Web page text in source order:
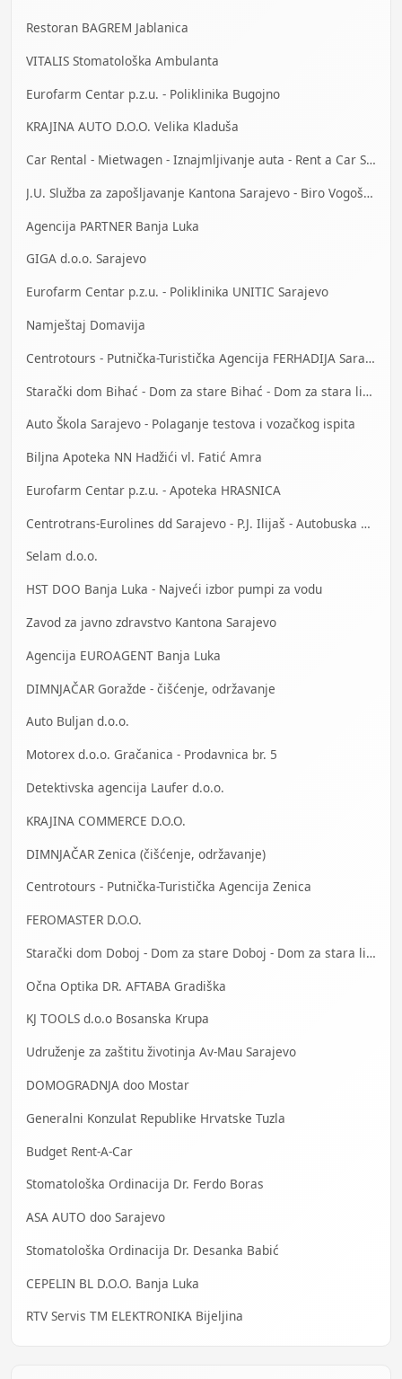
Restoran BAGREM Jablanica
VITALIS Stomatološka Ambulanta
Eurofarm Centar p.z.u. - Poliklinika Bugojno
KRAJINA AUTO D.O.O. Velika Kladuša
Car Rental - Mietwagen - Iznajmljivanje auta - Rent a Car Sarajevo
J.U. Služba za zapošljavanje Kantona Sarajevo - Biro Vogošća
Agencija PARTNER Banja Luka
GIGA d.o.o. Sarajevo
Eurofarm Centar p.z.u. - Poliklinika UNITIC Sarajevo
Namještaj Domavija
Centrotours - Putnička-Turistička Agencija FERHADIJA Sarajevo
Starački dom Bihać - Dom za stare Bihać - Dom za stara lica Bihać
Auto Škola Sarajevo - Polaganje testova i vozačkog ispita
Biljna Apoteka NN Hadžići vl. Fatić Amra
Eurofarm Centar p.z.u. - Apoteka HRASNICA
Centrotrans-Eurolines dd Sarajevo - P.J. Ilijaš - Autobuska stanica
Selam d.o.o.
HST DOO Banja Luka - Najveći izbor pumpi za vodu
Zavod za javno zdravstvo Kantona Sarajevo
Agencija EUROAGENT Banja Luka
DIMNJAČAR Goražde - čišćenje, održavanje
Auto Buljan d.o.o.
Motorex d.o.o. Gračanica - Prodavnica br. 5
Detektivska agencija Laufer d.o.o.
KRAJINA COMMERCE D.O.O.
DIMNJAČAR Zenica (čišćenje, održavanje)
Centrotours - Putnička-Turistička Agencija Zenica
FEROMASTER D.O.O.
Starački dom Doboj - Dom za stare Doboj - Dom za stara lica Doboj
Očna Optika DR. AFTABA Gradiška
KJ TOOLS d.o.o Bosanska Krupa
Udruženje za zaštitu životinja Av-Mau Sarajevo
DOMOGRADNJA doo Mostar
Generalni Konzulat Republike Hrvatske Tuzla
Budget Rent-A-Car
Stomatološka Ordinacija Dr. Ferdo Boras
ASA AUTO doo Sarajevo
Stomatološka Ordinacija Dr. Desanka Babić
CEPELIN BL D.O.O. Banja Luka
RTV Servis TM ELEKTRONIKA Bijeljina